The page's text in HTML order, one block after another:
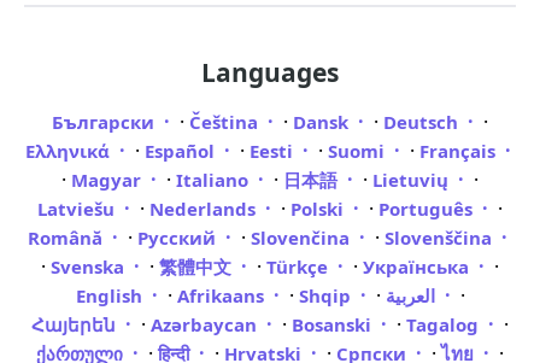
Languages
Български · Čeština · Dansk · Deutsch ·
Ελληνικά · Español · Eesti · Suomi · Français
· Magyar · Italiano · 日本語 · Lietuvių ·
Latviešu · Nederlands · Polski · Português ·
Română · Русский · Slovenčina · Slovenščina
· Svenska · 繁體中文 · Türkçe · Українська ·
English · Afrikaans · Shqip · العربية ·
Հայերեն · Azərbaycan · Bosanski · Tagalog ·
ქართული · हिन्दी · Hrvatski · Српски ·ไทย ·